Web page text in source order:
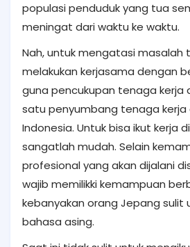
populasi penduduk yang tua
meningat dari waktu ke waktu.
Nah, untuk mengatasi masalah
melakukan kerjasama dengan
guna pencukupan tenaga kerja
satu penyumbang tenaga kerja
Indonesia. Untuk bisa ikut kerja
sangatlah mudah. Selain
profesional yang akan dijalani
wajib memilikki kemampuan
kebanyakan orang Jepang sulit
bahasa asing.